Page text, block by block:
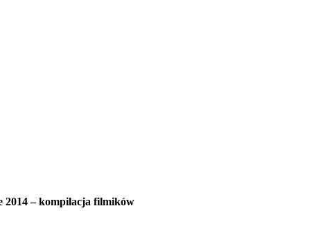
2014 – kompilacja filmików